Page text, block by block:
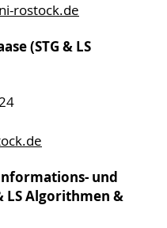
rostock.de
(STG & LS
.de
und
Algorithmen &